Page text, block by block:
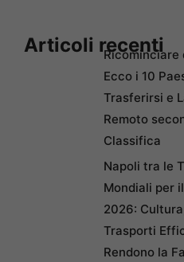
Articoli recenti
Ricominciare
Ecco i 10
Trasferirsi e
Remoto
Classifica
Napoli tra le
Mondiali per
2026:
Trasporti
Rendono la